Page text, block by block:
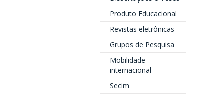
Produto Educacional
Revistas eletrônicas
Grupos de Pesquisa
Mobilidade
internacional
Secim